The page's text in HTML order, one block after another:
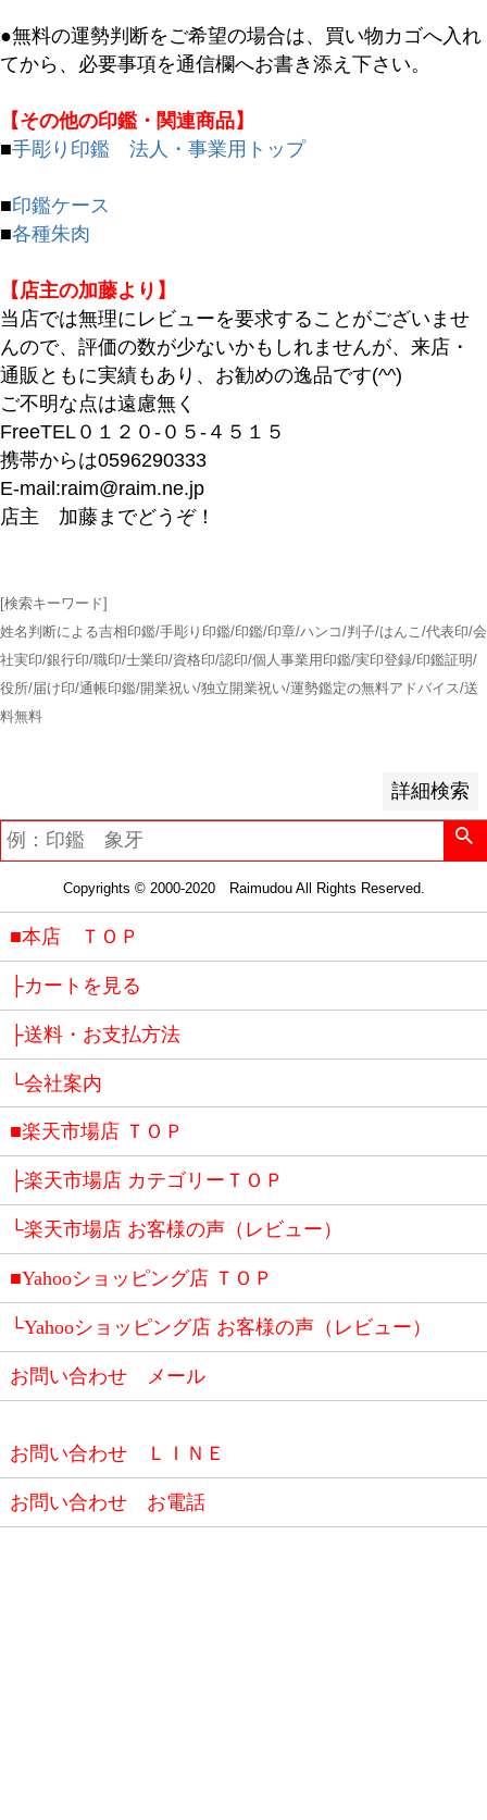
●無料の運勢判断をご希望の場合は、買い物カゴへ入れ
てから、必要事項を通信欄へお書き添え下さい。
【その他の印鑑・関連商品】
■手彫り印鑑 法人・事業用トップ
■印鑑ケース
■各種朱肉
【店主の加藤より】
当店では無理にレビューを要求することがございませ
んので、評価の数が少ないかもしれませんが、来店・
通販ともに実績もあり、お勧めの逸品です(^^)
ご不明な点は遠慮無く
FreeTEL０１２０-０５-４５１５
携帯からは0596290333
E-mail:raim@raim.ne.jp
店主 加藤までどうぞ！
[検索キーワード]
姓名判断による吉相印鑑/手彫り印鑑/印鑑/印章/ハンコ/判子/はんこ/代表印/会
社実印/銀行印/職印/士業印/資格印/認印/個人事業用印鑑/実印登録/印鑑証明/
役所/届け印/通帳印鑑/開業祝い/独立開業祝い/運勢鑑定の無料アドバイス/送
料無料
詳細検索
セール
限定
翌日発送
在庫なし商品
商品番号/JANコード
バンドル販売
予約商品
予約商品のみを表示
並び順
新着順
価格が高い順
Copyrights © 2000-2020 Raimudou All Rights Reserved.
■本店 ＴＯＰ
├カートを見る
├送料・お支払方法
└会社案内
■楽天市場店 ＴＯＰ
├楽天市場店 カテゴリーＴＯＰ
└楽天市場店 お客様の声（レビュー）
■Yahooショッピング店 ＴＯＰ
└Yahooショッピング店 お客様の声（レビュー）
お問い合わせ メール
お問い合わせ ＬＩＮＥ
お問い合わせ お電話